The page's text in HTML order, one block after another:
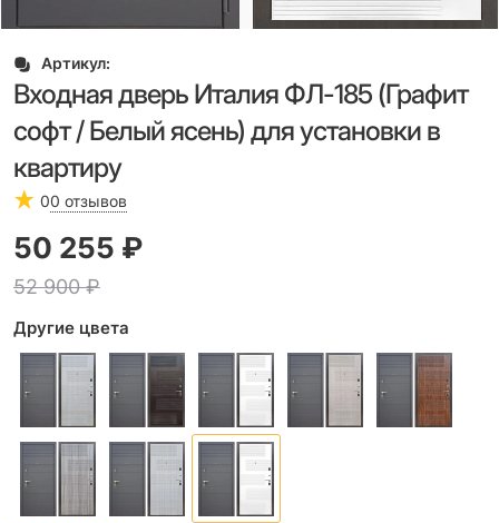
Артикул:
Входная дверь Италия ФЛ-185 (Графит
софт / Белый ясень) для установки в
квартиру
00 отзывов
52 900 ₽
50 255 ₽
Другие цвета